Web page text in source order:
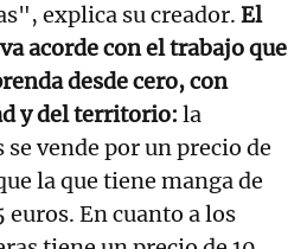
explica su creador. El
acorde con el trabajo que
desde cero, con
y del territorio: la
vende por un precio de
la que tiene manga de
euros. En cuanto a los